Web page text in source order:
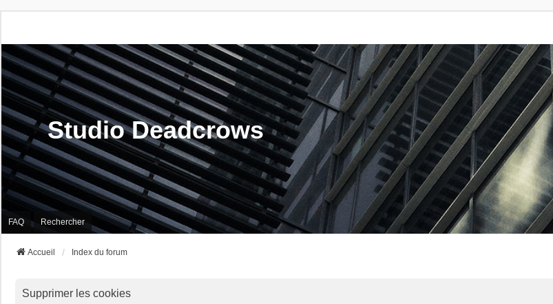
Studio Deadcrows
FAQ Rechercher
Accueil Index du forum
Supprimer les cookies